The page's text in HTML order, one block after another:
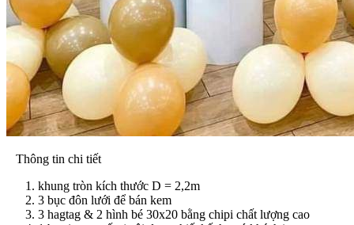
Thông tin chi tiết
khung tròn kích thước D = 2,2m
3 bục đôn lưới để bán kem
3 hagtag & 2 hình bé 30x20 bằng chipi chất lượng cao